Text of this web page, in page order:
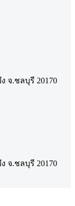
จ.ชลบุรี 20170
จ.ชลบุรี 20170